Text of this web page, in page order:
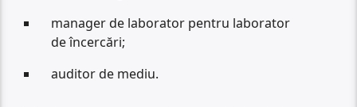
manager de laborator pentru laborator
de încercări;
auditor de mediu.